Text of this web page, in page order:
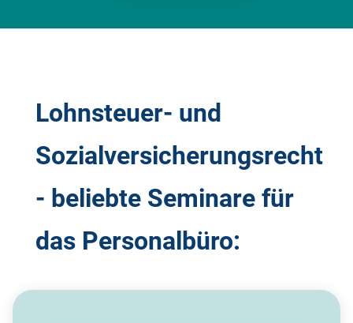
Lohnsteuer- und
Sozialversicherungsrecht
- beliebte Seminare für
das Personalbüro: